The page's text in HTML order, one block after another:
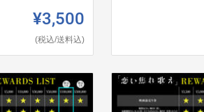
¥3,500
(税込/送料込)